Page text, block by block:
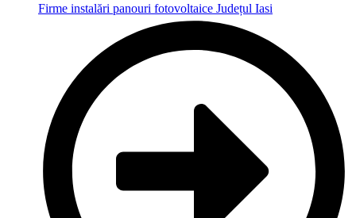
Firme instalări panouri fotovoltaice Județul Iasi